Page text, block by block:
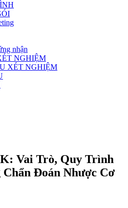
nhận
NGHIỆM
XÉT NGHIỆM
Vai Trò, Quy Trình
Đoán Nhược Cơ